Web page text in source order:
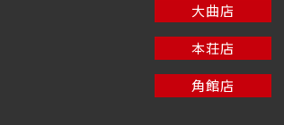
大曲店
本荘店
角館店